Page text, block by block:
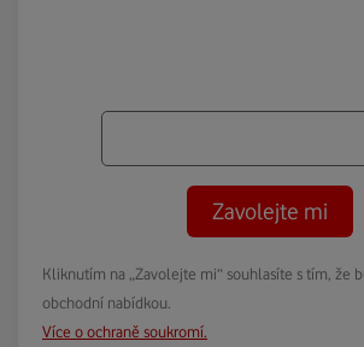
Zavolejte mi
Kliknutím na „Zavolejte mi“ souhlasíte s tím, že
obchodní nabídkou.
Více o ochraně soukromí.